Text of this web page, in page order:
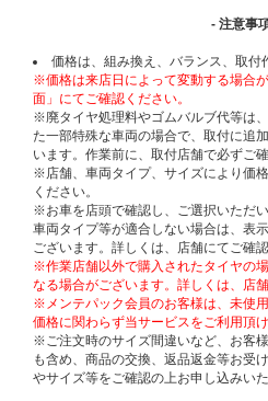
- 注意事
価格は、組み換え、バランス、取付
※価格は来店日によって変動する場合
面」にてご確認ください。
※廃タイヤ処理料やゴムバルブ代等は
た一部特殊な車両の場合で、取付に追
います。作業前に、取付店舗で必ずご
※店舗、車両タイプ、サイズにより価
ください。
※お車を店頭で確認し、ご選択いただ
車両タイプ等が適合しない場合は、表
ございます。詳しくは、店舗にてご確認
※作業店舗以外で購入されたタイヤの
なる場合がございます。詳しくは、店
※メンテパック会員のお客様は、未使
価格に関わらず当サービスをご利用頂け
※ご注文時のサイズ間違いなど、お客
も含め、商品の交換、返品返金等お受
やサイズ等をご確認の上お申し込みい